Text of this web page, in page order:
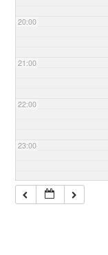
20:00
21:00
22:00
23:00